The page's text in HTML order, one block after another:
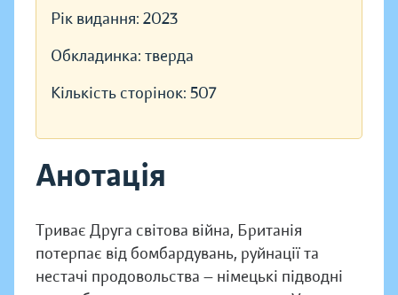
Рік видання: 2023
Обкладинка: тверда
Кількість сторінок: 507
Анотація
Триває Друга світова війна, Британія
потерпає від бомбардувань, руйнації та
нестачі продовольства — німецькі підводні